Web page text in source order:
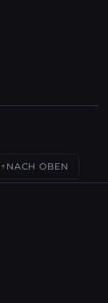
↑ NACH OBEN